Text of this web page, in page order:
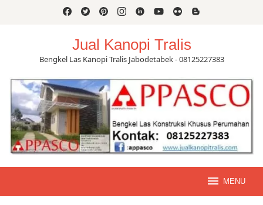
Jual Kanopi Tralis
Bengkel Las Kanopi Tralis Jabodetabek - 08125227383
MENU